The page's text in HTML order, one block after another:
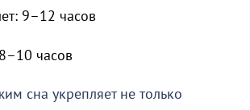
9–12 часов
часов
сна укрепляет не только